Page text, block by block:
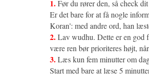
1.Før du rører den, så check
Er det bare for at få nogle
Koran': med andre ord, han
2.Lav wudhu. Dette er en god
være ren bør prioriteres højt,
3.Læs kun fem minutter om
Start med bare at læse 5